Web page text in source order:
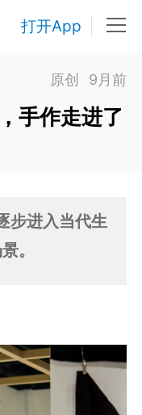
打开App
原创 9月前
手作走进了
步进入当代生
。